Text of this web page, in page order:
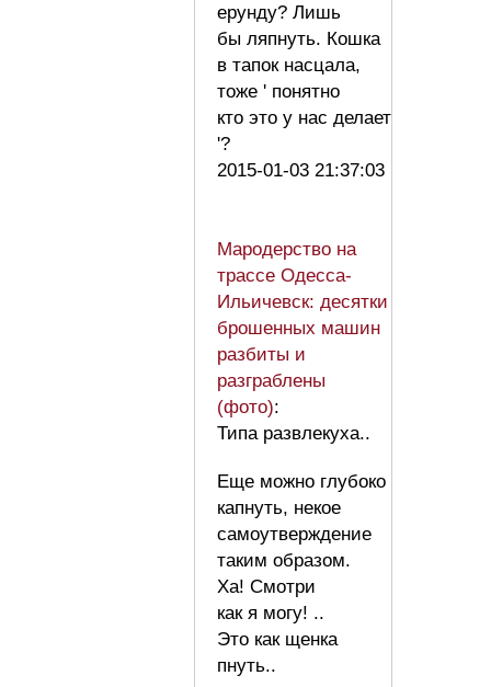
ерунду? Лишь
бы ляпнуть. Кошка
в тапок насцала,
тоже ' понятно
кто это у нас делает
'?
2015-01-03 21:37:03
Мародерство на
трассе Одесса-
Ильичевск: десятки
брошенных машин
разбиты и
разграблены
(фото):
Типа развлекуха..
Еще можно глубоко
капнуть, некое
самоутверждение
таким образом.
Ха! Смотри
как я могу! ..
Это как щенка
пнуть..